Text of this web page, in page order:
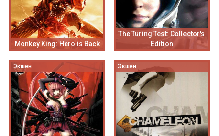
Monkey King: Hero is Back
The Turing Test: Collector's
Edition
Экшен Экшен